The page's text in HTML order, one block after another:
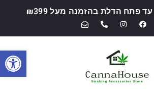
פתח הדלת בהזמנה מעל ₪399
פתח